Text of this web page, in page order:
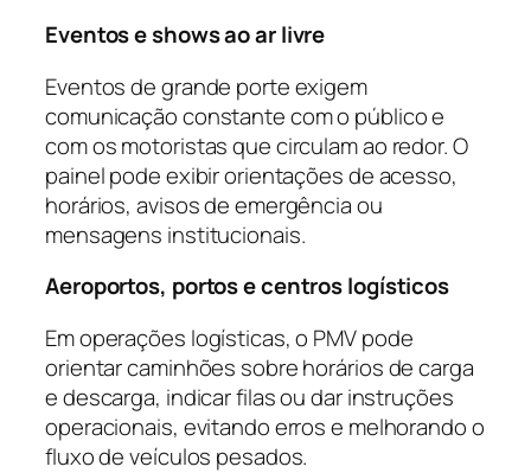
Eventos e shows ao ar livre
Eventos de grande porte exigem
comunicação constante com o público e
com os motoristas que circulam ao redor. O
painel pode exibir orientações de acesso,
horários, avisos de emergência ou
mensagens institucionais.
Aeroportos, portos e centros logísticos
Em operações logísticas, o PMV pode
orientar caminhões sobre horários de carga
e descarga, indicar filas ou dar instruções
operacionais, evitando erros e melhorando o
fluxo de veículos pesados.